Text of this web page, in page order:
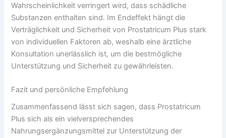
Wahrscheinlichkeit verringert wird, dass schädliche
Substanzen enthalten sind. Im Endeffekt hängt die
Verträglichkeit und Sicherheit von Prostatricum Plus stark
von individuellen Faktoren ab, weshalb eine ärztliche
Konsultation unerlässlich ist, um die bestmögliche
Unterstützung und Sicherheit zu gewährleisten.
Fazit und persönliche Empfehlung
Zusammenfassend lässt sich sagen, dass Prostatricum
Plus sich als ein vielversprechendes
Nahrungsergänzungsmittel zur Unterstützung der